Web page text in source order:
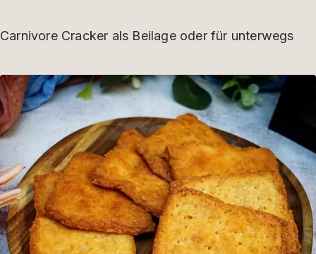
Carnivore Cracker als Beilage oder für unterwegs